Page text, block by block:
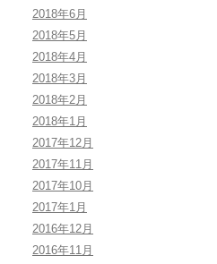
2018年6月
2018年5月
2018年4月
2018年3月
2018年2月
2018年1月
2017年12月
2017年11月
2017年10月
2017年1月
2016年12月
2016年11月